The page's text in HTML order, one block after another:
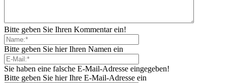
Bitte geben Sie Ihren Kommentar ein!
Bitte geben Sie hier Ihren Namen ein
Sie haben eine falsche E-Mail-Adresse eingegeben!
Bitte geben Sie hier Ihre E-Mail-Adresse ein